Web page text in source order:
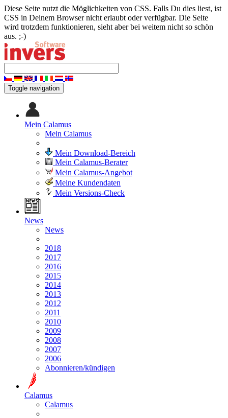
Diese Seite nutzt die Möglichkeiten von CSS. Falls Du dies liest, ist
CSS in Deinem Browser nicht erlaubt oder verfügbar. Die Seite
wird trotzdem funktionieren, sieht aber bei weitem nicht so schön
aus. ;-)
Toggle navigation
Mein Calamus
Mein Calamus
Mein Download-Bereich
Mein Calamus-Berater
Mein Calamus-Angebot
Meine Kundendaten
Mein Versions-Check
News
News
2018
2017
2016
2015
2014
2013
2012
2011
2010
2009
2008
2007
2006
Abonnieren/kündigen
Calamus
Calamus